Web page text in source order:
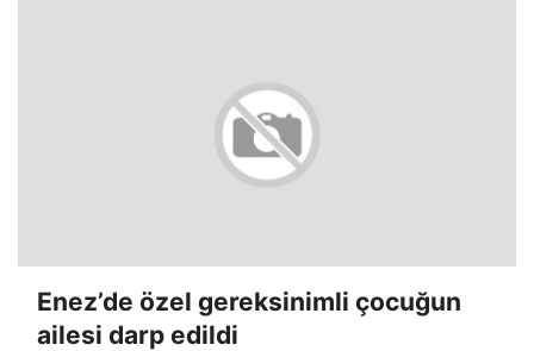
Enez’de özel gereksinimli çocuğun
ailesi darp edildi